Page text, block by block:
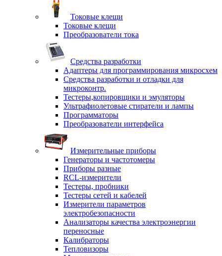
Токовые клещи
Токовые клещи
Преобразователи тока
Средства разработки
Адаптеры для программирования микросхем
Средства разработки и отладки для
микроконтр.
Тестеры,копировщики и эмуляторы
Ультрафиолетовые стиратели и лампы
Программаторы
Преобразователи интерфейса
Измерительные приборы
Генераторы и частотомеры
Приборы разные
RCL-измерители
Тестеры, пробники
Тестеры сетей и кабелей
Измерители параметров
электробезопасности
Анализаторы качества электроэнергии
переносные
Калибраторы
Тепловизоры